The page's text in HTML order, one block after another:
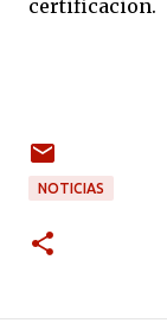
certificacion.
NOTICIAS